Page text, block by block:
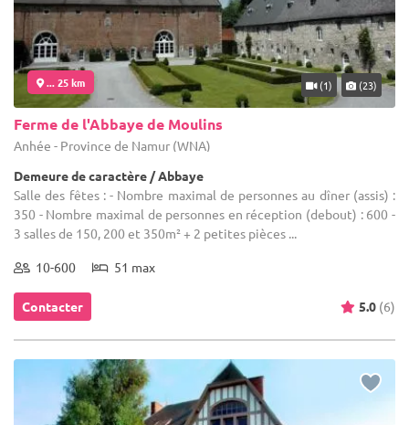
... 25 km (1) (23)
Ferme de l'Abbaye de Moulins
Anhée - Province de Namur (WNA)
Demeure de caractère / Abbaye
Salle des fêtes : - Nombre maximal de personnes au dîner (assis) :
350 - Nombre maximal de personnes en réception (debout) : 600 -
3 salles de 150, 200 et 350m² + 2 petites pièces ...
10-600 51 max
Contacter 5.0 (6)